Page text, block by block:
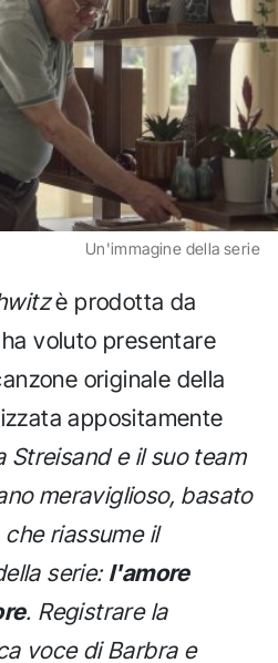
Un'immagine della serie
è prodotta da
voluto presentare
originale della
appositamente
Streisand e il suo team
meraviglioso, basato
riassume il
serie: l'amore
. Registrare la
voce di Barbra e